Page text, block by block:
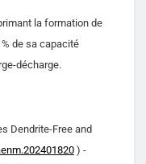
la formation de
de sa capacité
décharge.
Dendrite-Free and
) -